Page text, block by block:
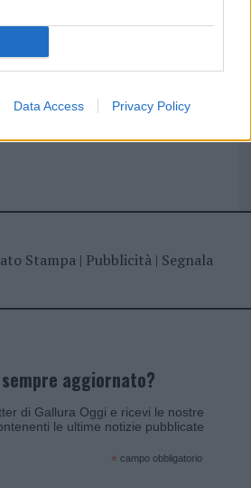
Data Access Privacy Policy
Cabras
Stampa| Pubblicità| Segnala
aggiornato?
di Gallura Oggi e ricevi le nostre
le ultime notizie pubblicate
* campo obbligatorio